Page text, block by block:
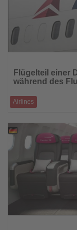
die
Nachrichten
Flügelteil einer
während des
Airlines
nachdem sich vor der